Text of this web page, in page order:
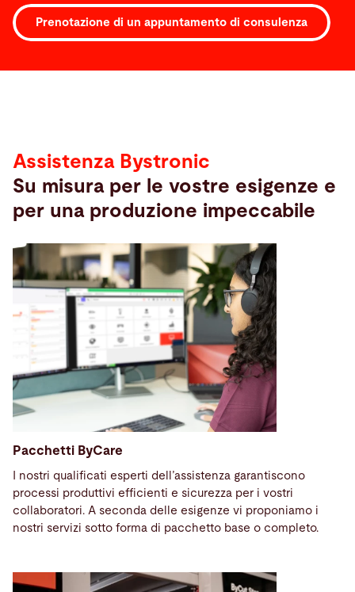
Prenotazione di un appuntamento di consulenza
Assistenza Bystronic
Su misura per le vostre esigenze e
per una produzione impeccabile
Pacchetti ByCare
I nostri qualificati esperti dell’assistenza garantiscono
processi produttivi efficienti e sicurezza per i vostri
collaboratori. A seconda delle esigenze vi proponiamo i
nostri servizi sotto forma di pacchetto base o completo.